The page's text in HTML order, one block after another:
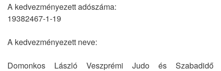
A kedvezményezett adószáma:
19382467-1-19
A kedvezményezett neve:
Domonkos László Veszprémi Judo és Szabadidő